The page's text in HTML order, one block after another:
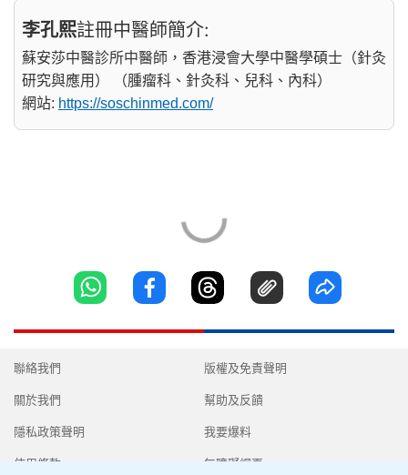
李孔熙註冊中醫師簡介:
蘇安莎中醫診所中醫師，香港浸會大學中醫學碩士（針灸
研究與應用） （腫瘤科、針灸科、兒科、內科）
網站: https://soschinmed.com/
聯絡我們
關於我們
隱私政策聲明
使用條款
版權及免責聲明
幫助及反饋
我要爆料
無障礙網頁